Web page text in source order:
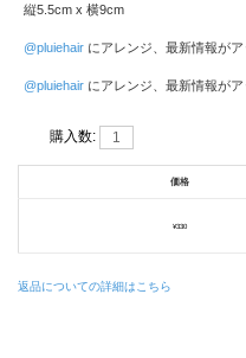
縦5.5cm x 横9cm
@pluiehair にアレンジ、最新情報が
@pluiehair にアレンジ、最新情報が
購入数:
価格
¥330
返品についての詳細はこちら